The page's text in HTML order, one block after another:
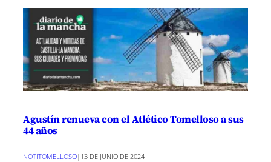
Agustín renueva con el Atlético Tomelloso a sus
44 años
NOTITOMELLOSO| 13 DE JUNIO DE 2024